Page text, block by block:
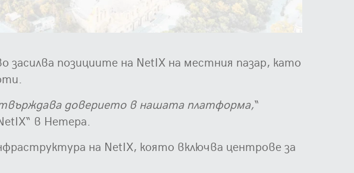
позициите на NetIX на местния пазар, като
доверието в нашата платформа,“
в Нетера.
на NetIX, която включва центрове за